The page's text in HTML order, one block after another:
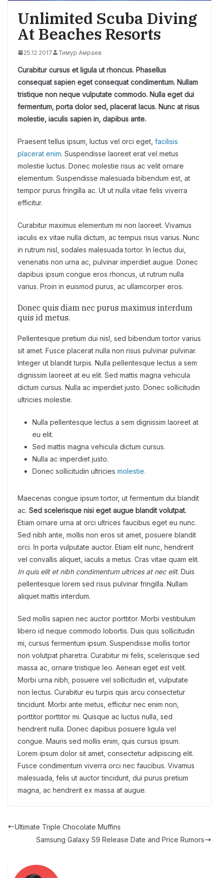
Unlimited Scuba Diving
At Beaches Resorts
25.12.2017 Тимур Амраев
Curabitur cursus et ligula ut rhoncus. Phasellus
consequat sapien eget consequat condimentum. Nullam
tristique non neque vulputate commodo. Nulla eget dui
fermentum, porta dolor sed, placerat lacus. Nunc at risus
molestie, iaculis sapien in, dapibus ante.
Praesent tellus ipsum, luctus vel orci eget, facilisis
placerat enim. Suspendisse laoreet erat vel metus
molestie luctus. Donec molestie risus ac velit ornare
elementum. Suspendisse malesuada bibendum est, at
tempor purus fringilla ac. Ut ut nulla vitae felis viverra
efficitur.
Curabitur maximus elementum mi non laoreet. Vivamus
iaculis ex vitae nulla dictum, ac tempus risus varius. Nunc
in rutrum nisl, sodales malesuada tortor. In lectus dui,
venenatis non urna ac, pulvinar imperdiet augue. Donec
dapibus ipsum congue eros rhoncus, ut rutrum nulla
varius. Proin in euismod purus, ac ullamcorper eros.
Donec quis diam nec purus maximus interdum
quis id metus.
Pellentesque pretium dui nisl, sed bibendum tortor varius
sit amet. Fusce placerat nulla non risus pulvinar pulvinar.
Integer ut blandit turpis. Nulla pellentesque lectus a sem
dignissim laoreet at eu elit. Sed mattis magna vehicula
dictum cursus. Nulla ac imperdiet justo. Donec sollicitudin
ultricies molestie.
Nulla pellentesque lectus a sem dignissim laoreet at
eu elit.
Sed mattis magna vehicula dictum cursus.
Nulla ac imperdiet justo.
Donec sollicitudin ultricies molestie.
Maecenas congue ipsum tortor, ut fermentum dui blandit
ac. Sed scelerisque nisi eget augue blandit volutpat.
Etiam ornare urna at orci ultrices faucibus eget eu nunc.
Sed nibh ante, mollis non eros sit amet, posuere blandit
orci. In porta vulputate auctor. Etiam elit nunc, hendrerit
vel convallis aliquet, iaculis a metus. Cras vitae quam elit.
In quis elit et nibh condimentum ultrices at nec elit. Duis
pellentesque lorem sed risus pulvinar fringilla. Nullam
aliquet mattis interdum.
Sed mollis sapien nec auctor porttitor. Morbi vestibulum
libero id neque commodo lobortis. Duis quis sollicitudin
mi, cursus fermentum ipsum. Suspendisse mollis tortor
non volutpat pharetra. Curabitur mi felis, scelerisque sed
massa ac, ornare tristique leo. Aenean eget est velit.
Morbi urna nibh, posuere vel sollicitudin et, vulputate
non lectus. Curabitur eu turpis quis arcu consectetur
tincidunt. Morbi ante metus, efficitur nec enim non,
porttitor porttitor mi. Quisque ac luctus nulla, sed
hendrerit nulla. Donec dapibus posuere ligula vel
congue. Mauris sed mollis enim, quis cursus ipsum.
Lorem ipsum dolor sit amet, consectetur adipiscing elit.
Fusce condimentum viverra orci nec faucibus. Vivamus
malesuada, felis ut auctor tincidunt, dui purus pretium
magna, ac hendrerit ex massa at augue.
Ultimate Triple Chocolate Muffins
Samsung Galaxy S9 Release Date and Price Rumors